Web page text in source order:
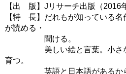
【出 版】Jリサーチ出版（2016
【特 長】だれもが知っている名
が読める・
聞ける。
美しい絵と言葉。小さな
育つ。
英語と日本語があるから